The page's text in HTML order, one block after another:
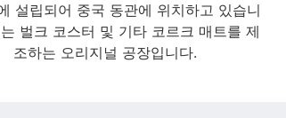
설립되어 중국 동관에 위치하고 있습니
벌크 코스터 및 기타 코르크 매트를 제
조하는 오리지널 공장입니다.